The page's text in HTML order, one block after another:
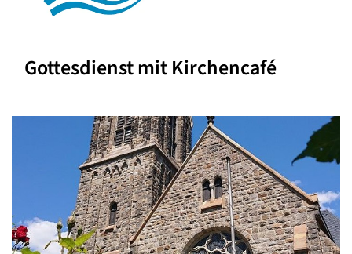
Gottesdienst mit Kirchencafé